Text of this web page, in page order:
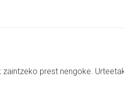
zaintzeko prest nengoke.